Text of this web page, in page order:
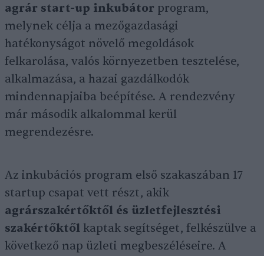
agrár start-up inkubátor program,
melynek célja a mezőgazdasági
hatékonyságot növelő megoldások
felkarolása, valós környezetben tesztelése,
alkalmazása, a hazai gazdálkodók
mindennapjaiba beépítése. A rendezvény
már második alkalommal kerül
megrendezésre.
Az inkubációs program első szakaszában 17
startup csapat vett részt, akik
agrárszakértőktől és üzletfejlesztési
szakértőktől kaptak segítséget, felkészülve a
következő nap üzleti megbeszéléseire. A